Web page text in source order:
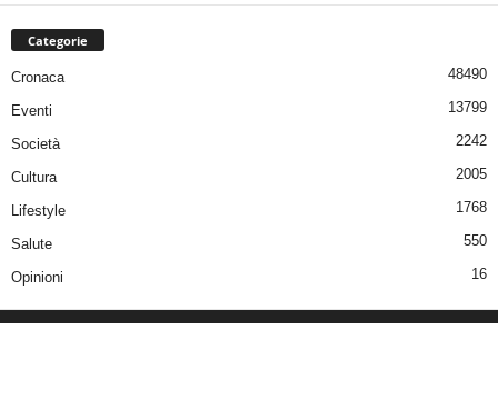
Categorie
Cronaca 48490
Eventi 13799
Società 2242
Cultura 2005
Lifestyle 1768
Salute 550
Opinioni 16